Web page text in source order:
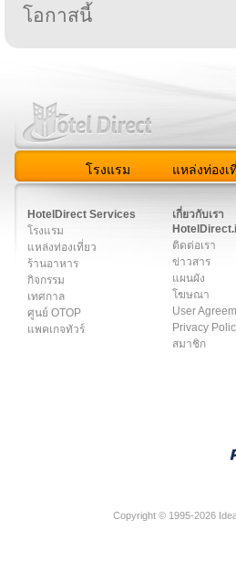
โอกาสนี้
โรงแรม แหล่งท่องเ
HotelDirect Services
โรงแรม
แหล่งท่องเที่ยว
ร้านอาหาร
กิจกรรม
เทศกาล
ศูนย์ OTOP
แพคเกจทัวร์
เกี่ยวกับเรา
ติดต่อเรา
ข่าวสาร
แผนผัง
โฆษณา
User
Privacy
สมาชิก
Copyright © 1995-2026